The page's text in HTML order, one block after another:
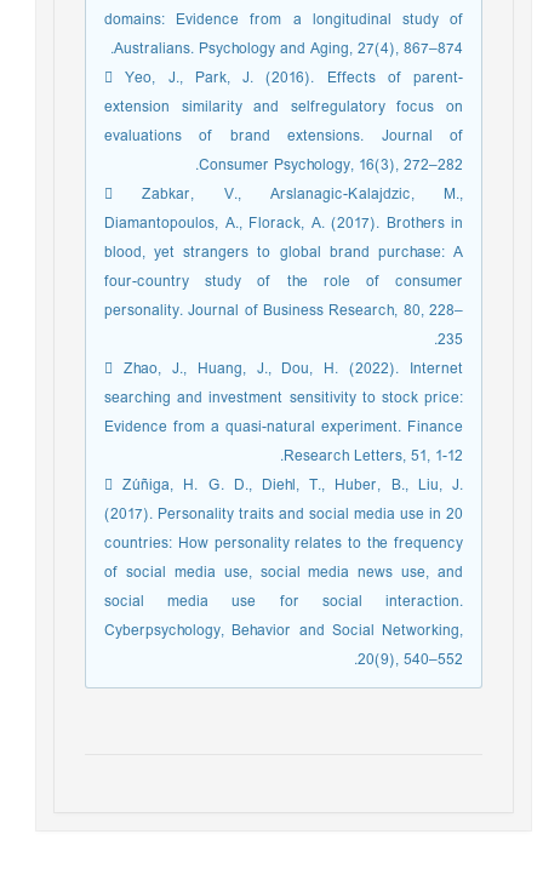
domains: Evidence from a longitudinal study of
Australians. Psychology and Aging, 27(4), 867–874.
 Yeo, J., Park, J. (2016). Effects of parent-
extension similarity and selfregulatory focus on
evaluations of brand extensions. Journal of
Consumer Psychology, 16(3), 272–282.
 Zabkar, V., Arslanagic-Kalajdzic, M.,
Diamantopoulos, A., Florack, A. (2017). Brothers in
blood, yet strangers to global brand purchase: A
four-country study of the role of consumer
personality. Journal of Business Research, 80, 228–
235.
 Zhao, J., Huang, J., Dou, H. (2022). Internet
searching and investment sensitivity to stock price:
Evidence from a quasi-natural experiment. Finance
Research Letters, 51, 1-12.
 Zúñiga, H. G. D., Diehl, T., Huber, B., Liu, J.
(2017). Personality traits and social media use in 20
countries: How personality relates to the frequency
of social media use, social media news use, and
social media use for social interaction.
Cyberpsychology, Behavior and Social Networking,
20(9), 540–552.